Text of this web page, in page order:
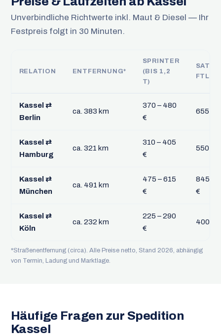
Unverbindliche Richtwerte inkl. Maut & Diesel — Ihr
Festpreis folgt in 30 Minuten.
RELATION ENTFERNUNG*
SPRINTER
(BIS 1,2
T)
FTL
Kassel ⇄
Berlin
ca. 383 km
370 – 480
€
655 –
Kassel ⇄
Hamburg
ca. 321 km
310 – 405
€
550 –
Kassel ⇄
München
ca. 491 km
475 – 615
€
845 –
€
Kassel ⇄
Köln
ca. 232 km
225 – 290
€
400 –
*Straßenentfernung (circa). Alle Preise netto, Stand 2026, abhängig
von Termin, Ladung und Marktlage.
Häufige Fragen zur Spedition
Kassel